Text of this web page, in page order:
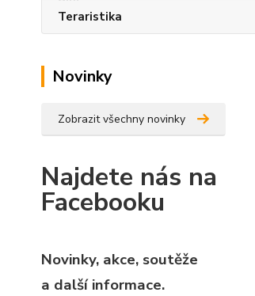
Teraristika
Novinky
Zobrazit všechny novinky
Najdete nás na
Facebooku
Novinky, akce, soutěže
a další informace.